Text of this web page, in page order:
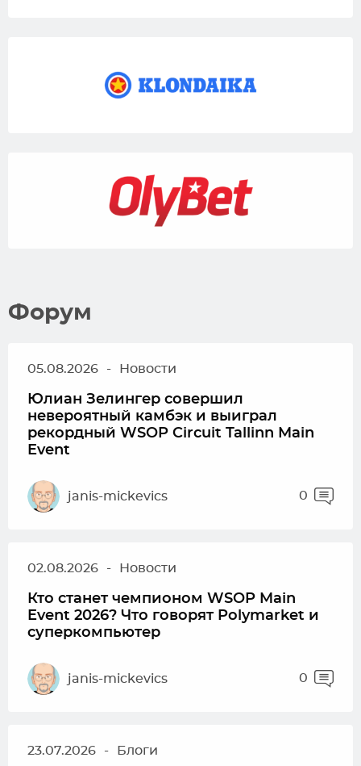
Форум
05.08.2026 - Новости
Юлиан Зелингер совершил
невероятный камбэк и выиграл
рекордный WSOP Circuit Tallinn Main
Event
janis-mickevics 0
02.08.2026 - Новости
Кто станет чемпионом WSOP Main
Event 2026? Что говорят Polymarket и
суперкомпьютер
janis-mickevics 0
23.07.2026 - Блоги